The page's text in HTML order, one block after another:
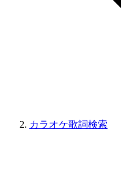
カラオケ歌詞検索